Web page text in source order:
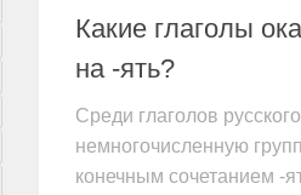
Какие глаголы
на -ять?
Среди глаголов
немногочисленную
конечным сочетанием -